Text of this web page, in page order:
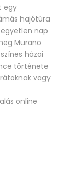
egy
hajótúra
nap
Murano
házai
története
vagy
online